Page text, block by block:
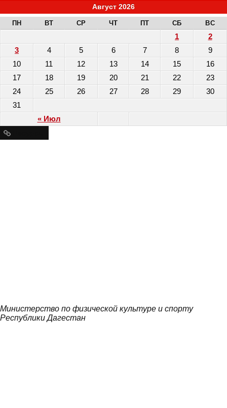
Август 2026
ПН ВТ СР ЧТ ПТ СБ ВС
« Июл
1
2
3
4 5 6 7 8
9
10
11 12 13 14 15
16
17
18 19 20 21 22
23
24
25 26 27 28 29
30
31
Министерство по физической культуре и спорту
Республики Дагестан